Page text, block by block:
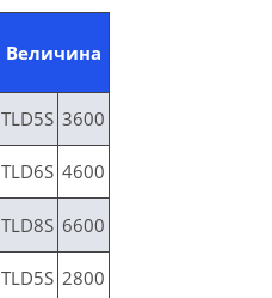
Величина
TLD5S 3600
TLD6S 4600
TLD8S 6600
TLD5S 2800